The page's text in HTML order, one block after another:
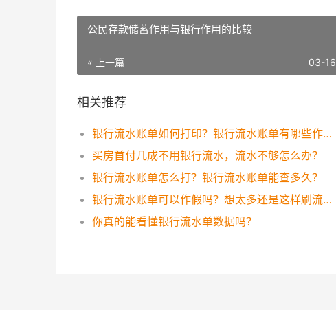
公民存款储蓄作用与银行作用的比较
« 上一篇 03-16
相关推荐
银行流水账单如何打印？银行流水账单有哪些作用？
买房首付几成不用银行流水，流水不够怎么办？
银行流水账单怎么打？银行流水账单能查多久？
银行流水账单可以作假吗？想太多还是这样刷流水才有效！
你真的能看懂银行流水单数据吗？